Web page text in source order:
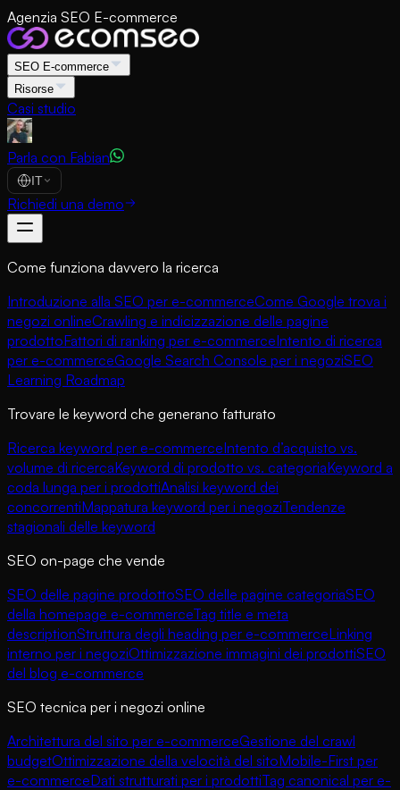
Agenzia SEO E-commerce
SEO E-commerce
Risorse
Casi studio
Parla con Fabian
IT
Richiedi una demo
Come funziona davvero la ricerca
Introduzione alla SEO per e-commerceCome Google trova i
negozi onlineCrawling e indicizzazione delle pagine
prodottoFattori di ranking per e-commerceIntento di ricerca
per e-commerceGoogle Search Console per i negoziSEO
Learning Roadmap
Trovare le keyword che generano fatturato
Ricerca keyword per e-commerceIntento d’acquisto vs.
volume di ricercaKeyword di prodotto vs. categoriaKeyword a
coda lunga per i prodottiAnalisi keyword dei
concorrentiMappatura keyword per i negoziTendenze
stagionali delle keyword
SEO on-page che vende
SEO delle pagine prodottoSEO delle pagine categoriaSEO
della homepage e-commerceTag title e meta
descriptionStruttura degli heading per e-commerceLinking
interno per i negoziOttimizzazione immagini dei prodottiSEO
del blog e-commerce
SEO tecnica per i negozi online
Architettura del sito per e-commerceGestione del crawl
budgetOttimizzazione della velocità del sitoMobile-First per
e-commerceDati strutturati per i prodottiTag canonical per e-